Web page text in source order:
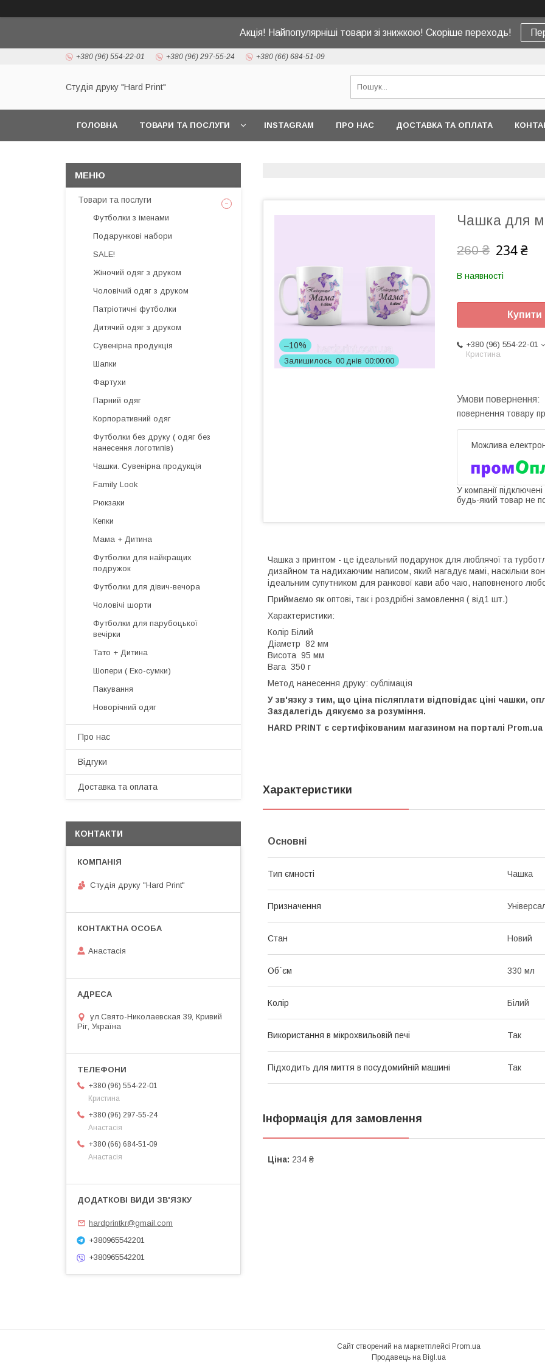
Акція! Найпопулярніші товари зі знижкою! Скоріше переходь!
+380 (96) 554-22-01 +380 (96) 297-55-24 +380 (66) 684-51-09
Студія друку "Hard Print"
ГОЛОВНА ТОВАРИ ТА ПОСЛУГИ INSTAGRAM ПРО НАС ДОСТАВКА ТА ОПЛАТА
–10%
Залишилось 00 днів 00 00 00
Чашка для
260 ₴ 234 ₴
В наявності
Купити
+380 (96) 554-22-01
Кристина
повернення товару
У компанії
будь-який товар не
Чашка з принтом - це ідеальний подарунок для люблячої та
дизайном та надихаючим написом, який нагадує мамі, наскільки
ідеальним супутником для ранкової кави або чаю, наповненого
Приймаємо як оптові, так і роздрібні замовлення ( від1 шт.)
Характеристики:
Колір Білий
Діаметр 82 мм
Висота 95 мм
Вага 350 г
Метод нанесення друку: сублімація
У зв'язку з тим, що ціна післяплати відповідає ціні чашки,
Заздалегідь дякуємо за розуміння.
HARD PRINT є сертифікованим магазином на порталі
Характеристики
Основні
Тип ємності Чашка
Призначення
Стан Новий
Об`єм 330 мл
Колір Білий
Використання в мікрохвильовій печі Так
Підходить для миття в посудомийній машині Так
Інформація для замовлення
Ціна: 234 ₴
Товари та послуги
Футболки з іменами
Подарункові набори
SALE!
Жіночий одяг з друком
Чоловічий одяг з друком
Патріотичні футболки
Дитячий одяг з друком
Сувенірна продукція
Шапки
Фартухи
Парний одяг
Корпоративний одяг
Футболки без друку ( одяг без
нанесення логотипів)
Чашки. Сувенірна продукція
Family Look
Рюкзаки
Кепки
Мама + Дитина
Футболки для найкращих
подружок
Футболки для дівич-вечора
Чоловічі шорти
Футболки для парубоцької
вечірки
Тато + Дитина
Шопери ( Еко-сумки)
Пакування
Новорічний одяг
Про нас
Відгуки
Доставка та оплата
КОНТАКТИ
Студія друку "Hard Print"
Анастасія
ул.Свято-Николаевская 39, Кривий
Ріг, Україна
+380 (96) 554-22-01
Кристина
+380 (96) 297-55-24
Анастасія
+380 (66) 684-51-09
Анастасія
hardprintkr@gmail.com
+380965542201
+380965542201
Сайт створений на маркетплейсі Prom.ua
Продавець на Bigl.ua